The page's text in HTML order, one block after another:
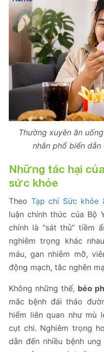
Thường xuyên ăn
nhân phổ biến
Những tác hại
sức khỏe
Theo Tạp chí Sức khỏe
luận chính thức của Bộ
chính là “sát thủ” tiềm
nghiêm trọng khác
máu, gan nhiễm mỡ,
động mạch, tắc nghẽn
Không những thế, béo
mắc bệnh đái tháo
hiểm liên quan như mù
cụt chi. Nghiêm trọng
dẫn đến nhiều bệnh